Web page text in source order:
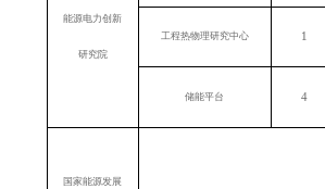
能源电力创新
研究院
工程热物理研究中心 1
储能平台 4
国家能源发展